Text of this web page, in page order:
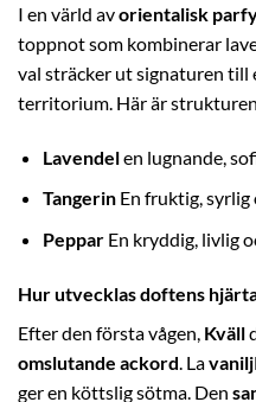
I en värld avorientalisk
toppnot som kombinerar
val sträcker ut signaturen till
territorium. Här är
Lavendelen lugnande,
TangerinEn fruktig, syrlig
PepparEn kryddig, livlig
Hur utvecklas doftens
Efter den första vågen, Kväll
omslutande ackord . Lavanilj
ger en köttslig sötma. Den